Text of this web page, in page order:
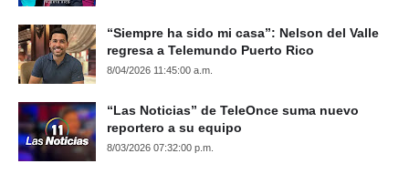
“Siempre ha sido mi casa”: Nelson del Valle
regresa a Telemundo Puerto Rico
8/04/2026 11:45:00 a.m.
“Las Noticias” de TeleOnce suma nuevo
reportero a su equipo
8/03/2026 07:32:00 p.m.